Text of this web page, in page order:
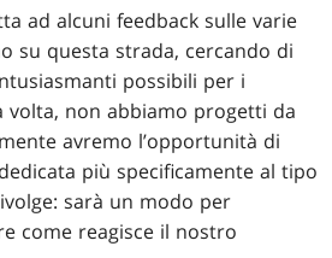
ad alcuni feedback sulle varie
su questa strada, cercando di
possibili per i
volta, non abbiamo progetti da
avremo l’opportunità di
più specificamente al tipo
sarà un modo per
come reagisce il nostro